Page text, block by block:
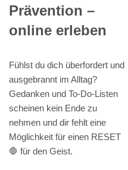
Prävention –
online erleben
Fühlst du dich überfordert und
ausgebrannt im Alltag?
Gedanken und To-Do-Listen
scheinen kein Ende zu
nehmen und dir fehlt eine
Möglichkeit für einen RESET
🛑 für den Geist.